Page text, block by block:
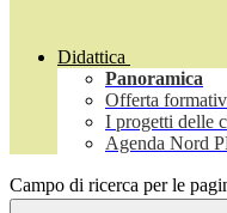
Didattica
Panoramica
Offerta
I progetti delle
Agenda Nord
Campo di ricerca per le